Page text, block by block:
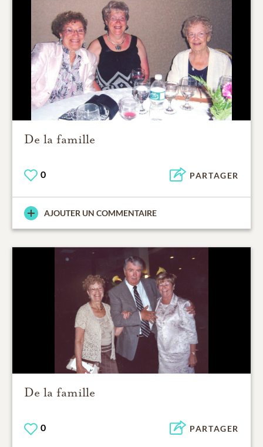
De la famille
0 PARTAGER
AJOUTER UN COMMENTAIRE
De la famille
0 PARTAGER